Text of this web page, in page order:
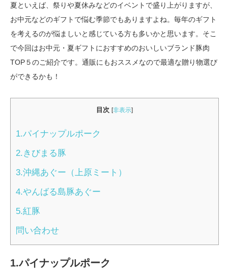
夏といえば、祭りや夏休みなどのイベントで盛り上がりますが、
お中元などのギフトで悩む季節でもありますよね。毎年のギフト
を考えるのが悩ましいと感じている方も多いかと思います。そこ
で今回はお中元・夏ギフトにおすすめのおいしいブランド豚肉
TOP５のご紹介です。通販にもおススメなので最適な贈り物選び
ができるかも！
目次 [非表示]
1.パイナップルポーク
2.きびまる豚
3.沖縄あぐー（上原ミート）
4.やんばる島豚あぐー
5.紅豚
問い合わせ
1.パイナップルポーク